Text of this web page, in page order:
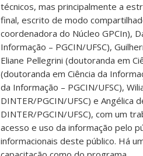
técnicos, mas principalmente a
final, escrito de modo
coordenadora do Núcleo GPCIn),
Informação – PGCIN/UFSC),
Eliane Pellegrini (doutoranda em
(doutoranda em Ciência da
da Informação – PGCIN/UFSC),
DINTER/PGCIN/UFSC) e Angélica
DINTER/PGCIN/UFSC), com um
acesso e uso da informação pelo
informacionais deste público. Há